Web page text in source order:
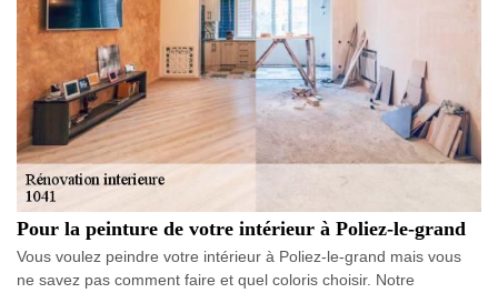
Pour la peinture de votre intérieur à Poliez-le-grand
Vous voulez peindre votre intérieur à Poliez-le-grand mais vous
ne savez pas comment faire et quel coloris choisir. Notre